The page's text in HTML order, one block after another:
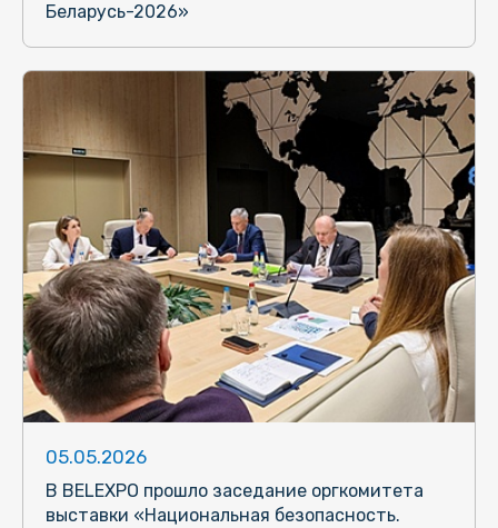
Беларусь-2026»
05.05.2026
В BELEXPO прошло заседание оргкомитета
выставки «Национальная безопасность.